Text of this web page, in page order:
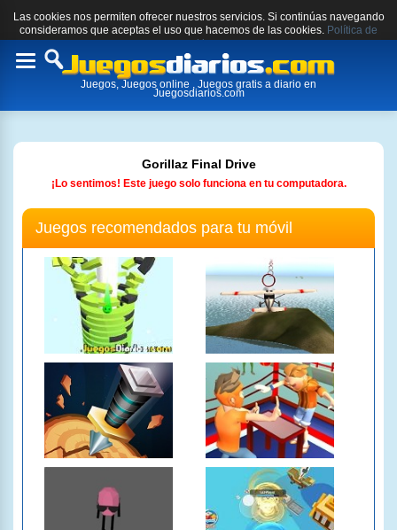
Las cookies nos permiten ofrecer nuestros servicios. Si continúas navegando
consideramos que aceptas el uso que hacemos de las cookies. Política de
cookies.
Toggle
Juegos, Juegos online , Juegos gratis a diario en
Juegosdiarios.com
Gorillaz Final Drive
¡Lo sentimos! Este juego solo funciona en tu computadora.
Juegos recomendados para tu móvil